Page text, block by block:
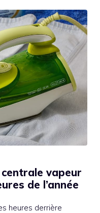
vapeur
de l’année
heures derrière